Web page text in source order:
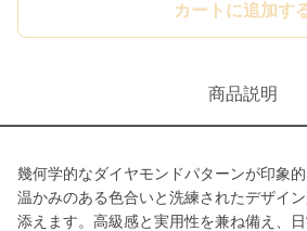
カートに追加す
商品説明
幾何学的なダイヤモンドパターンが印象的
温かみのある色合いと洗練されたデザイ
添えます。高級感と実用性を兼ね備え、